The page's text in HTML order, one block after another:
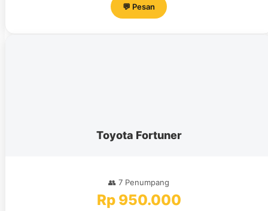
💬 Pesan
Toyota Fortuner
👥 7 Penumpang
Rp 950.000